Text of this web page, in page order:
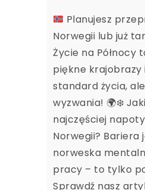
Planujesz
Norwegii lub już
Życie na Północy
piękne krajobrazy
standard życia,
wyzwania! 🌍❄️
najczęściej
Norwegii? Bariera
norweska
pracy – to tylko
Sprawdź nasz